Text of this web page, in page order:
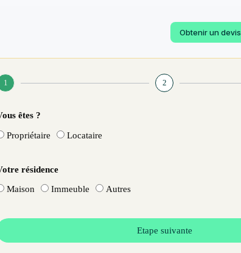
Obtenir un devis
1 2
êtes ?
Propriétaire Locataire
résidence
Maison Immeuble Autres
Etape suivante